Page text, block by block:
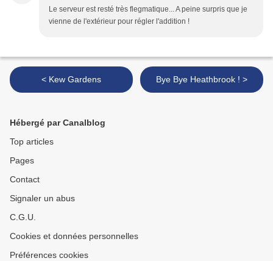
Le serveur est resté très flegmatique... A peine surpris que je
vienne de l'extérieur pour régler l'addition !
< Kew Gardens Bye Bye Heathbrook ! >
Hébergé par Canalblog
Top articles
Pages
Contact
Signaler un abus
C.G.U.
Cookies et données personnelles
Préférences cookies